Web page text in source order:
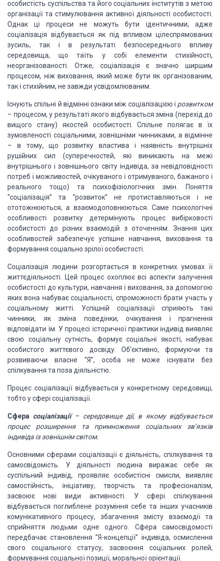
особистість суспільства та його соціальних інститутів з метою
організації та стимулювання активної діяльності особистості.
Однак ці процеси не можуть бути ідентичними, адже
соціалізація відбувається як під впливом цілеспрямованих
зусиль, так і в результаті безпосереднього впливу
середовища, що таїть у собі елементи стихійності,
неорганізованості. Отже, соціалізація є значно ширшим
процесом, ніж виховання, який може бути як організованим,
так і стихійним, не завжди усвідомлюваним.
Існують спільні й відмінні ознаки між соціалізацією і розвитком
– процесом, у результаті якого відбувається зміна (перехід до
вищого стану) якостей особистості. Спільне полягає в їх
зумовленості соціальними, зовнішніми чинниками, а відмінне
– в тому, що розвитку властива і наявність внутрішніх
рушійних сил (суперечностей, які виникають на межі
внутрішнього і зовнішнього світу індивіда, за невідповідності
потреб і можливостей, очікуваного і отримуваного, бажаного і
реального тощо) та психофізіологічних змін.
Поняття
“соціалізація” та “розвиток” не протиставляються і не
ототожнюються, а взаємодоповнюються.
Саме психологічні
особливості розвитку детермінують процес вибірковості
особистості до різних взаємодій з оточенням. Знання цих
особливостей забезпечує успішне навчання, виховання та
формування соціально зрілої особистості.
Соціалізація людини розгортається в конкретних умовах її
життєдіяльності. Цей процес охоплює всі аспекти залучення
особистості до культури, навчання і виховання, за допомогою
яких вона набуває соціальності, спроможності брати участь у
соціальному житті. Успішній соціалізації сприяють такі
чинники, якзміна поведінки, очікування і прагнення
відповідати їм. У процесі історичної практики індивід виявляє
свою соціальну сутність, формує соціальні якості, набуває
особистого життєвого досвіду. Об’єктивно, формуючи та
розвиваючи власне “Я”, особа не може існувати без
спілкування та поза діяльністю.
Процес соціалізації відбувається у конкретному середовищі,
тобто у сфері соціалізації.
Сфера соціалізації – середовище дії, в якому відбувається
процес розширення та примноження соціальних зв’язків
індивіда із зовнішнім світом.
Основними сферами соціалізації є діяльність, спілкування та
самосвідомість. У діяльності людина виражає себе як
суспільний індивід, проявляєособистісні смисли, виявляє
самостійність, ініціативу, творчість та професіоналізм,
засвоює нові види активності. У сфері спілкування
відбувається поглиблене розуміння себе та інших учасників
комунікативного процесу, збагачення змісту взаємодії та
сприйняття людьми одне одного. Сфера самосвідомості
передбачає становлення “Я-концепції” індивіда, осмислення
свого соціального статусу, засвоєння соціальних ролей,
формування соціальної позиції, моральної орієнтації.